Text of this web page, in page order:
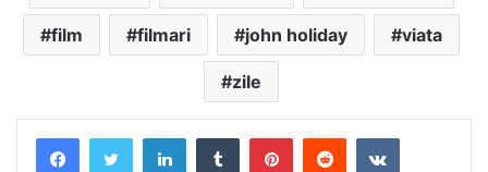
film filmari john holiday viata
zile
LinkedInTumblrPinterestRedditVKontakte